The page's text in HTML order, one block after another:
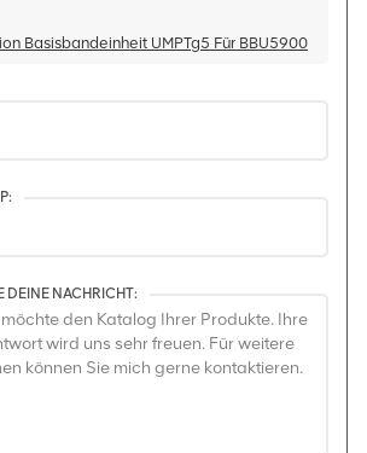
Basisbandeinheit UMPTg5 Für BBU5900
DEINE NACHRICHT: